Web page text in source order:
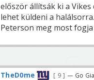
először állítsák ki a
lehet küldeni a halálsorra.
Peterson meg most
TheD0me 9 — Go